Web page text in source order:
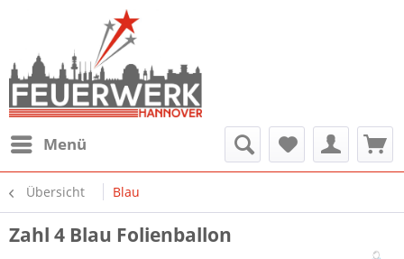
Menü
Übersicht Blau
Zahl 4 Blau Folienballon